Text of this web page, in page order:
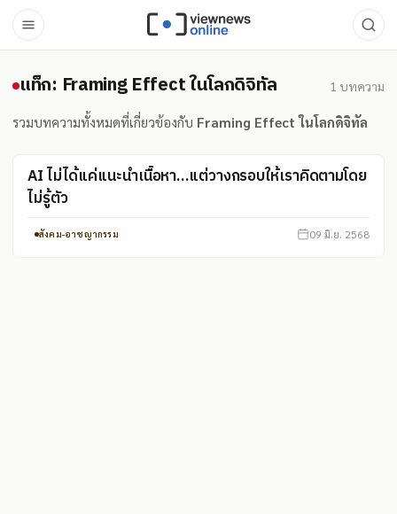
แท็ก: Framing Effect ในโลกดิ
แท็ก: Framing Effect ในโลกดิจิทัล 1 บทความ
รวมบทความทั้งหมดที่เกี่ยวข้องกับ Framing Effect ในโลกดิจิทัล
AI ไม่ได้แค่แนะนำเนื้อหา…แต่วางกรอบให้เราคิดตามโดย
ไม่รู้ตัว
สังคม-อาชญากรรม 09 มิ.ย. 2568